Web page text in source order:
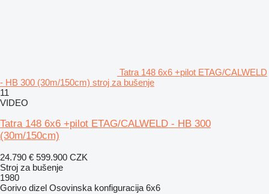
Tatra 148 6x6 +pilot ETAG/CALWELD
- HB 300 (30m/150cm) stroj za bušenje
11
VIDEO
Tatra 148 6x6 +pilot ETAG/CALWELD - HB 300
(30m/150cm)
24.790 € 599.900 CZK
Stroj za bušenje
1980
Gorivo dizel Osovinska konfiguracija 6x6